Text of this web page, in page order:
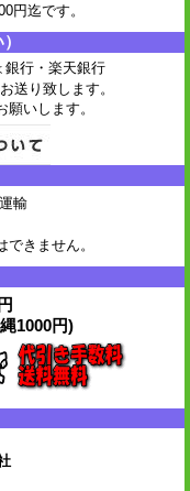
円迄です。
銀行 ・楽天銀行
送り致します。
いします。
輸
きません。
1000円)